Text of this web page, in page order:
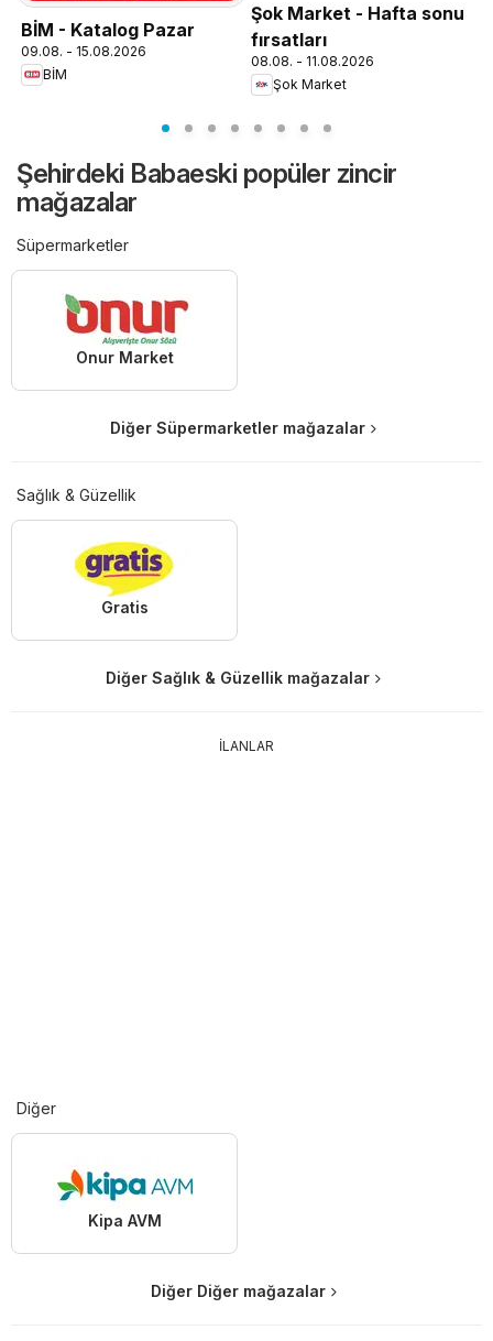
BİM - Katalog Pazar
09.08. - 15.08.2026
BİM
Şok Market - Hafta sonu
fırsatları
08.08. - 11.08.2026
Şok Market
Şehirdeki Babaeski popüler zincir
mağazalar
Süpermarketler
Onur Market
Diğer Süpermarketler mağazalar
Sağlık & Güzellik
Gratis
Diğer Sağlık & Güzellik mağazalar
İLANLAR
Diğer
Kipa AVM
Diğer Diğer mağazalar